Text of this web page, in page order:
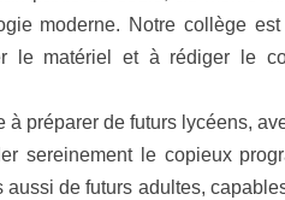
moderne. Notre collège
le matériel et à rédiger le
à préparer de futurs lycéens,
sereinement le copieux
aussi de futurs adultes,